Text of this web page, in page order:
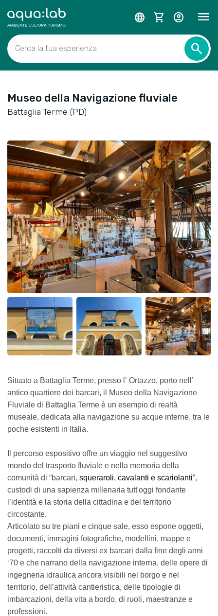
menu
language shopping_cart account_circle
Cerca la tua esperienza search
Museo della Navigazione fluviale
Battaglia Terme (PD)
Situato a Battaglia Terme, presso l’ Ortazzo, porto nell’
antico quartiere dei barcari, il Museo della Navigazione
Fluviale di Battaglia Terme è un esempio di realtà
museale, dedicata alla navigazione su acque interne, tra le
poche esistenti in Italia.
Il percorso espositivo offre un viaggio nel suggestivo
mondo del trasporto fluviale e nella memoria della
comunità di “barcari, squeraroli, cavalanti e scariolanti”,
custodi di una sapienza millenaria tutt'oggi fondante
l’identità e la storia della cittadina e del territorio
circostante.
Articolato su tre piani e cinque sale, esso espone oggetti,
documenti, immagini fotografiche, modellini, mappe e
progetti, raccolti da diversi ex barcari dalla fine degli anni
‘70 e che narrano della navigazione interna, delle opere di
ingegneria idraulica ancora visibili nel borgo e nel
territorio, dell’attività cantieristica, delle tipologie di
imbarcazioni, della vita a bordo, di ruoli, maestranze e
professioni.